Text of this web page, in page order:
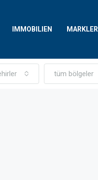
IMMOBILIEN MARKLER
tüm bölgeler